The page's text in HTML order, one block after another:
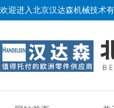
欢迎进入北京汉达森机械技术有